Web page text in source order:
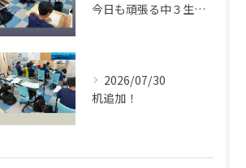
今日も頑張る中３生たち🌈
2026/07/30
机追加！